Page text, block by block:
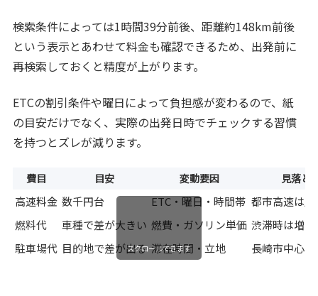
検索条件によっては1時間39分前後、距離約148km前後
という表示とあわせて料金も確認できるため、出発前に
再検索しておくと精度が上がります。
ETCの割引条件や曜日によって負担感が変わるので、紙
の目安だけでなく、実際の出発日時でチェックする習慣
を持つとズレが減ります。
費目 目安 変動要因 見落と
高速料金 数千円台 ETC・曜日・時間帯 都市高速は
燃料代
車種で差が大きい 燃費・ガソリン単価 渋滞時は増
駐車場代 目的地で差が出る 滞在時間・立地 長崎市中心
スクロールできます